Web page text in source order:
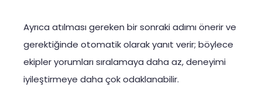
Ayrıca atılması gereken bir sonraki adımı önerir ve
gerektiğinde otomatik olarak yanıt verir; böylece
ekipler yorumları sıralamaya daha az, deneyimi
iyileştirmeye daha çok odaklanabilir.